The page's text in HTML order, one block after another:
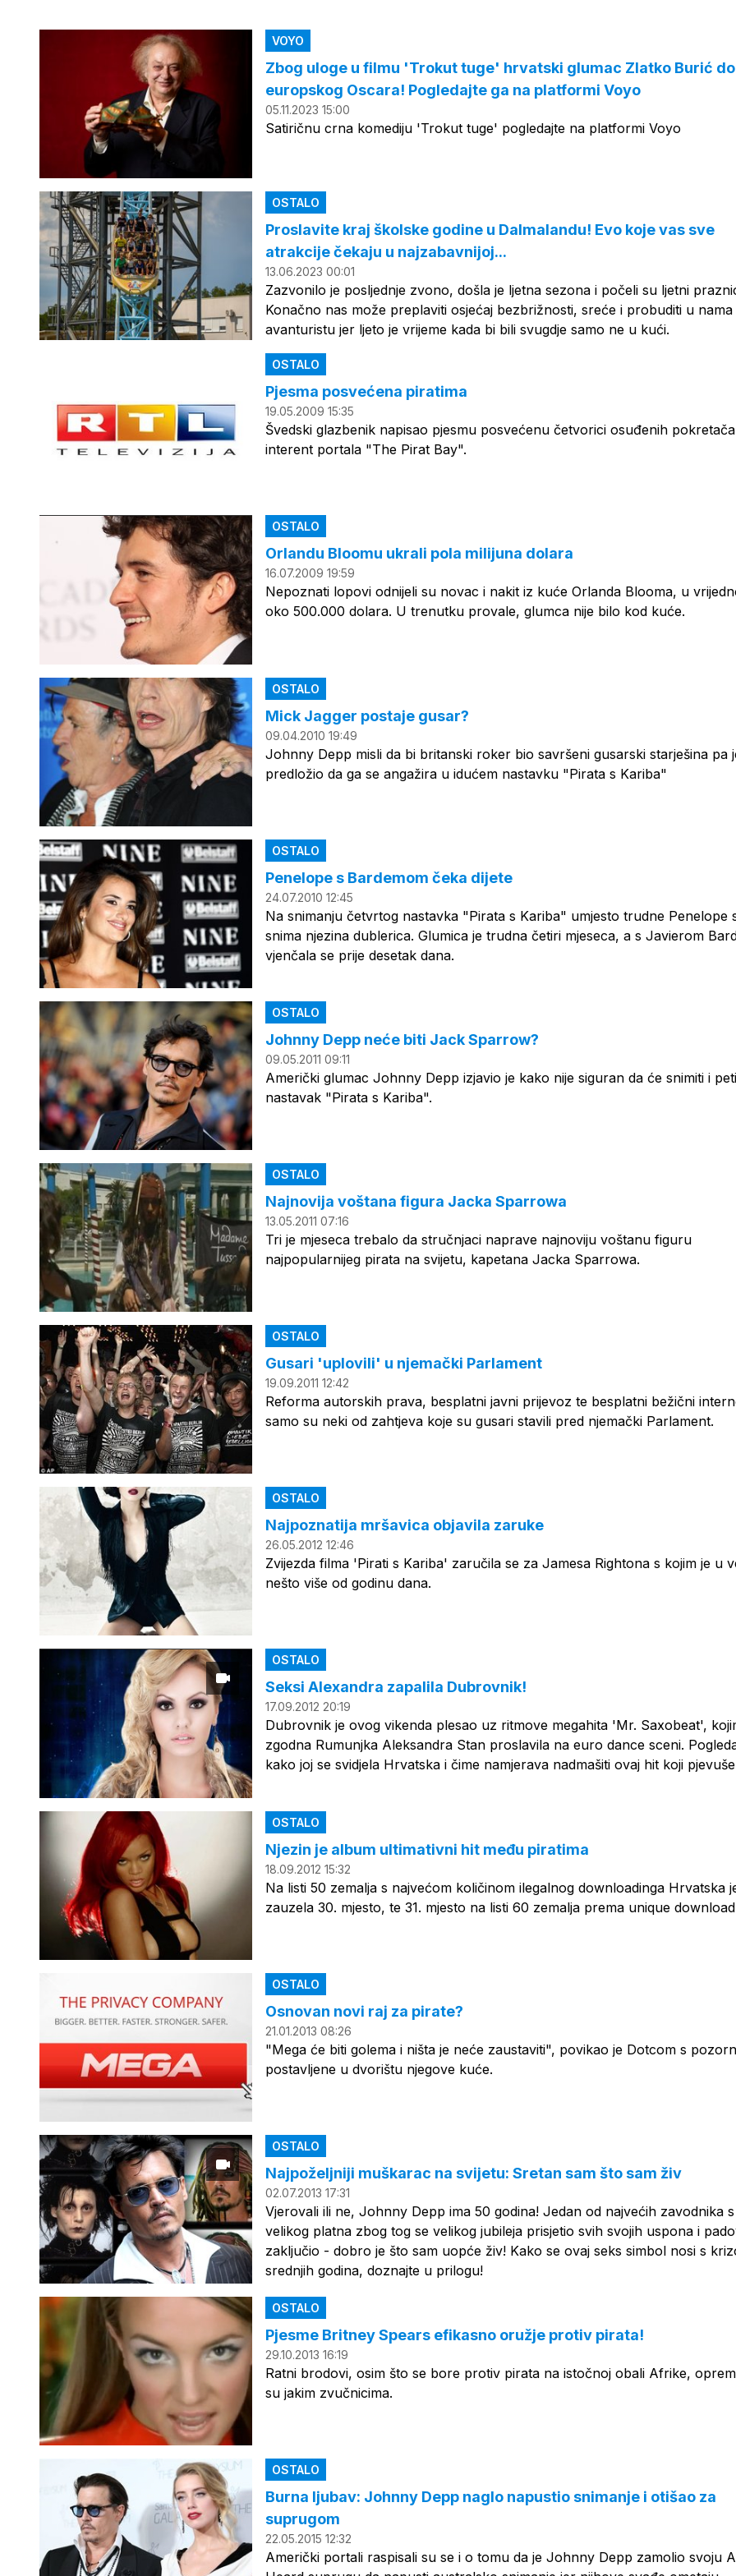
VOYO
Zbog uloge u filmu 'Trokut tuge' hrvatski glumac Zlatko Burić
europskog Oscara! Pogledajte ga na platformi Voyo
05.11.2023 15:00
Satiričnu crna komediju 'Trokut tuge' pogledajte na platformi Voyo
OSTALO
Proslavite kraj školske godine u Dalmalandu! Evo koje vas sve
atrakcije čekaju u najzabavnijoj...
13.06.2023 00:01
Zazvonilo je posljednje zvono, došla je ljetna sezona i počeli su ljetni
Konačno nas može preplaviti osjećaj bezbrižnosti, sreće i probuditi u nama
avanturistu jer ljeto je vrijeme kada bi bili svugdje samo ne u kući.
OSTALO
Pjesma posvećena piratima
19.05.2009 15:35
Švedski glazbenik napisao pjesmu posvećenu četvorici osuđenih pokretača
interent portala "The Pirat Bay".
OSTALO
Orlandu Bloomu ukrali pola milijuna dolara
16.07.2009 19:59
Nepoznati lopovi odnijeli su novac i nakit iz kuće Orlanda Blooma, u
oko 500.000 dolara. U trenutku provale, glumca nije bilo kod kuće.
OSTALO
Mick Jagger postaje gusar?
09.04.2010 19:49
Johnny Depp misli da bi britanski roker bio savršeni gusarski starješina pa
predložio da ga se angažira u idućem nastavku "Pirata s Kariba"
OSTALO
Penelope s Bardemom čeka dijete
24.07.2010 12:45
Na snimanju četvrtog nastavka "Pirata s Kariba" umjesto trudne Penelope
snima njezina dublerica. Glumica je trudna četiri mjeseca, a s Javierom
vjenčala se prije desetak dana.
OSTALO
Johnny Depp neće biti Jack Sparrow?
09.05.2011 09:11
Američki glumac Johnny Depp izjavio je kako nije siguran da će snimiti i
nastavak "Pirata s Kariba".
OSTALO
Najnovija voštana figura Jacka Sparrowa
13.05.2011 07:16
Tri je mjeseca trebalo da stručnjaci naprave najnoviju voštanu figuru
najpopularnijeg pirata na svijetu, kapetana Jacka Sparrowa.
OSTALO
Gusari 'uplovili' u njemački Parlament
19.09.2011 12:42
Reforma autorskih prava, besplatni javni prijevoz te besplatni bežični
samo su neki od zahtjeva koje su gusari stavili pred njemački Parlament.
OSTALO
Najpoznatija mršavica objavila zaruke
26.05.2012 12:46
Zvijezda filma 'Pirati s Kariba' zaručila se za Jamesa Rightona s kojim je u
nešto više od godinu dana.
OSTALO
Seksi Alexandra zapalila Dubrovnik!
17.09.2012 20:19
Dubrovnik je ovog vikenda plesao uz ritmove megahita 'Mr. Saxobeat',
zgodna Rumunjka Aleksandra Stan proslavila na euro dance sceni.
kako joj se svidjela Hrvatska i čime namjerava nadmašiti ovaj hit koji
OSTALO
Njezin je album ultimativni hit među piratima
18.09.2012 15:32
Na listi 50 zemalja s najvećom količinom ilegalnog downloadinga Hrvatska
zauzela 30. mjesto, te 31. mjesto na listi 60 zemalja prema unique
OSTALO
Osnovan novi raj za pirate?
21.01.2013 08:26
"Mega će biti golema i ništa je neće zaustaviti", povikao je Dotcom s
postavljene u dvorištu njegove kuće.
OSTALO
Najpoželjniji muškarac na svijetu: Sretan sam što sam živ
02.07.2013 17:31
Vjerovali ili ne, Johnny Depp ima 50 godina! Jedan od najvećih zavodnika s
velikog platna zbog tog se velikog jubileja prisjetio svih svojih uspona i
zaključio - dobro je što sam uopće živ! Kako se ovaj seks simbol nosi s
srednjih godina, doznajte u prilogu!
OSTALO
Pjesme Britney Spears efikasno oružje protiv pirata!
29.10.2013 16:19
Ratni brodovi, osim što se bore protiv pirata na istočnoj obali Afrike,
su jakim zvučnicima.
OSTALO
Burna ljubav: Johnny Depp naglo napustio snimanje i otišao za
suprugom
22.05.2015 12:32
Američki portali raspisali su se i o tomu da je Johnny Depp zamolio svoju